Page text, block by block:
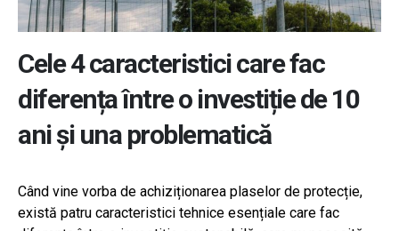
Cele 4 caracteristici care fac
diferența între o investiție de 10
ani și una problematică
Când vine vorba de achiziționarea plaselor de protecție,
există patru caracteristici tehnice esențiale care fac